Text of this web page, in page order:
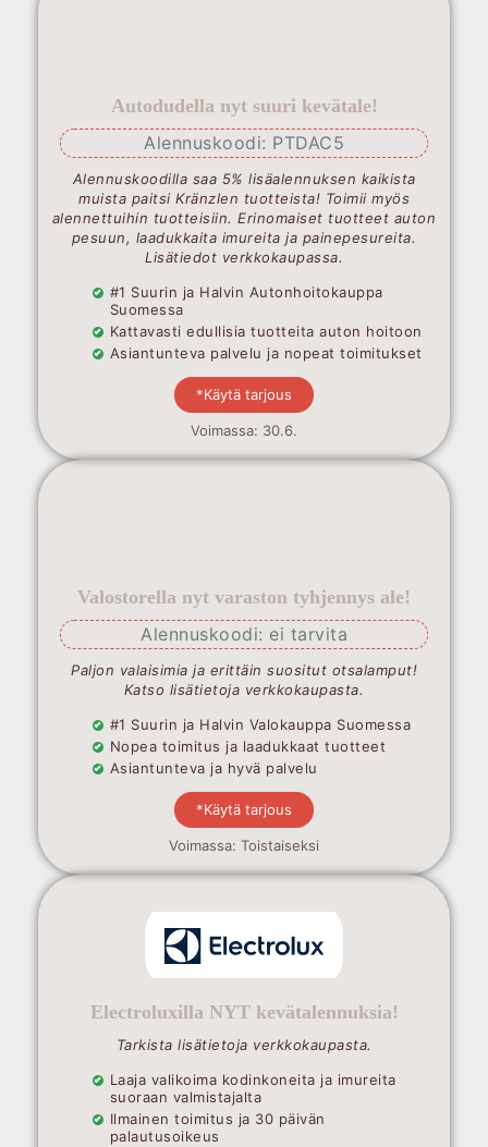
Autodudella nyt suuri kevätale!
Alennuskoodi: PTDAC5
Alennuskoodilla saa 5% lisäalennuksen kaikista
muista paitsi Kränzlen tuotteista! Toimii myös
alennettuihin tuotteisiin. Erinomaiset tuotteet auton
pesuun, laadukkaita imureita ja painepesureita.
Lisätiedot verkkokaupassa.
#1 Suurin ja Halvin Autonhoitokauppa
Suomessa
Kattavasti edullisia tuotteita auton hoitoon
Asiantunteva palvelu ja nopeat toimitukset
*Käytä tarjous
Voimassa: 30.6.
Valostorella nyt varaston tyhjennys ale!
Alennuskoodi: ei tarvita
Paljon valaisimia ja erittäin suositut otsalamput!
Katso lisätietoja verkkokaupasta.
#1 Suurin ja Halvin Valokauppa Suomessa
Nopea toimitus ja laadukkaat tuotteet
Asiantunteva ja hyvä palvelu
*Käytä tarjous
Voimassa: Toistaiseksi
Electroluxilla NYT kevätalennuksia!
Tarkista lisätietoja verkkokaupasta.
Laaja valikoima kodinkoneita ja imureita
suoraan valmistajalta
Ilmainen toimitus ja 30 päivän
palautusoikeus